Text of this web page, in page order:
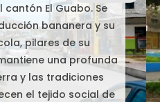
El Guabo. Se
bananera y su
pilares de su
una profunda
y las tradiciones
el tejido social de